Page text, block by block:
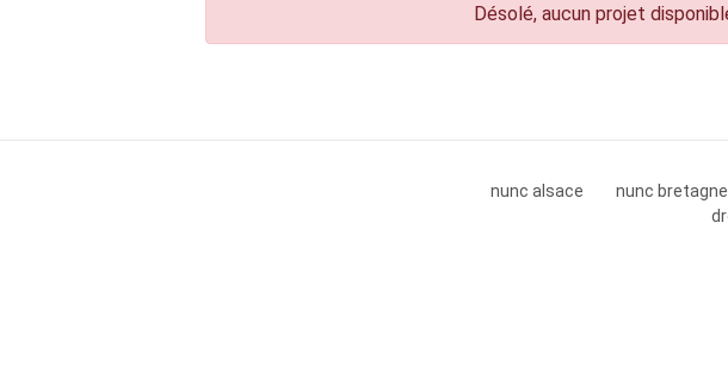
Désolé, aucun projet
nunc alsace nunc bretagne